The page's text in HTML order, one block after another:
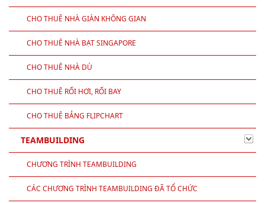
CHO THUÊ NHÀ GIÀN KHÔNG GIAN
CHO THUÊ NHÀ BẠT SINGAPORE
CHO THUÊ NHÀ DÙ
CHO THUÊ RỐI HƠI, RỐI BAY
CHO THUÊ BẢNG FLIPCHART
TEAMBUILDING
CHƯƠNG TRÌNH TEAMBUILDING
CÁC CHƯƠNG TRÌNH TEAMBUILDING ĐÃ TỔ CHỨC